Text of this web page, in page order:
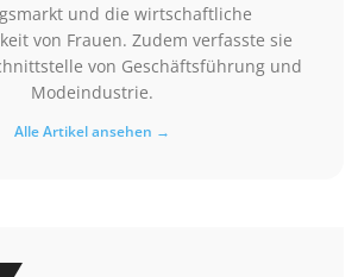
und die wirtschaftliche
von Frauen. Zudem verfasste sie
von Geschäftsführung und
Modeindustrie.
Alle Artikel ansehen →